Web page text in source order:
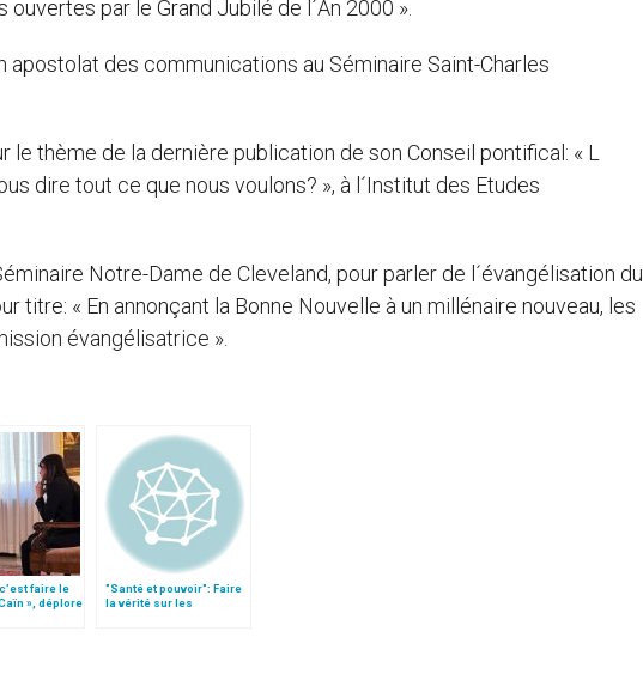
par le Grand Jubilé de l´An 2000 ».
des communications au Séminaire Saint-Charles
thème de la dernière publication de son Conseil pontifical: « L
dire tout ce que nous voulons? », à l´Institut des Etudes
Notre-Dame de Cleveland, pour parler de l´évangélisation du
titre: « En annonçant la Bonne Nouvelle à un millénaire nouveau, les
évangélisatrice ».
faire le
», déplore
"Santé et pouvoir": Faire
la vérité sur les